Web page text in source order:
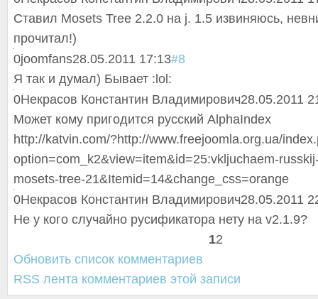
Ставил Mosets Tree 2.2.0 на j. 1.5 извиняюсь,
прочитал!)
0joomfans28.05.2011 17:13#8
Я так и думал) Бывает :lol:
0Некрасов Константин Владимирович28.05.2011
Может кому пригодится русский AlphaIndex
http://katvin.com/?http://www.freejoomla.org.ua/
option=com_k2&view=item&id=25:vkljuchaem-
mosets-tree-21&Itemid=14&change_css=orange
0Некрасов Константин Владимирович28.05.2011
Не у кого случайно русификатора нету на v2.1.9?
12
Обновить список комментариев
RSS лента комментариев этой записи